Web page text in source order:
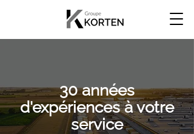
30 années
d'expériences à votre
service